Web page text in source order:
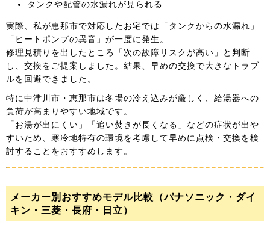
タンクや配管の水漏れが見られる
実際、私が恵那市で対応したお宅では「タンクからの水漏れ」
「ヒートポンプの異音」が一度に発生。
修理見積りを出したところ「次の故障リスクが高い」と判断
し、交換をご提案しました。結果、早めの交換で大きなトラブ
ルを回避できました。
特に中津川市・恵那市は冬場の冷え込みが厳しく、給湯器への
負荷が高まりやすい地域です。
「お湯が出にくい」「追い焚きが長くなる」などの症状が出や
すいため、寒冷地特有の環境を考慮して早めに点検・交換を検
討することをおすすめします。
メーカー別おすすめモデル比較（パナソニック・ダイ
キン・三菱・長府・日立）